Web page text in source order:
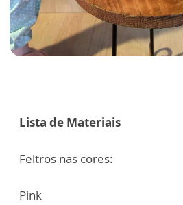
Lista de Materiais
Feltros nas cores:
Pink